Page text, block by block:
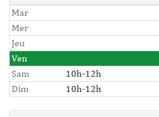
Mar
Mer
Jeu
Ven
Sam
10h-12h
Dim
10h-12h